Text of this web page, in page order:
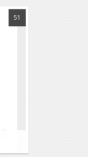
51